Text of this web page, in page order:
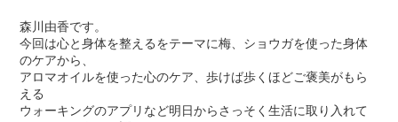
森川由香です。
今回は心と身体を整えるをテーマに梅、ショウガを使った身体
のケアから、
アロマオイルを使った心のケア、歩けば歩くほどご褒美がもら
える
ウォーキングのアプリなど明日からさっそく生活に取り入れて